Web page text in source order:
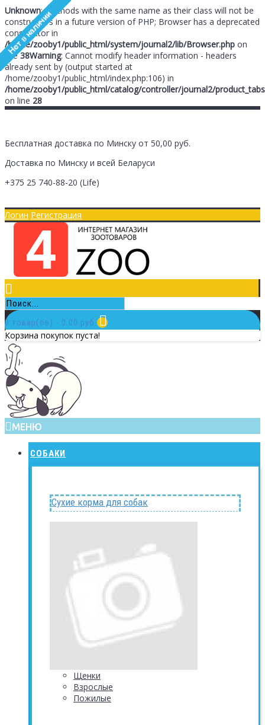
Unknown: Methods with the same name as their class will not be
constructors in a future version of PHP; Browser has a deprecated
constructor in
/home/zooby1/public_html/system/journal2/lib/Browser.php on
line38Warning: Cannot modify header information - headers
already sent by (output started at
/home/zooby1/public_html/index.php:106) in
/home/zooby1/public_html/catalog/controller/journal2/
on line 28
Бесплатная доставка по Минску от 50,00 руб.
Доставка по Минску и всей Беларуси
+375 25 740-88-20 (Life)
Логин Регистрация
0 товар(ов) - 0.00 руб.
Корзина покупок пуста!
МЕНЮ
СОБАКИ
Сухие корма для собак
Щенки
Взрослые
Пожилые